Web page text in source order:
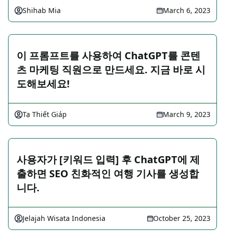
Shihab Mia March 6, 2023
이 프롬프트를 사용하여 ChatGPT를 콘텐
츠 마케팅 직원으로 만드세요. 지금 바로 시
도해보세요!
Tạ Thiết Giáp March 9, 2023
사용자가 [키워드 입력] 후 ChatGPT에 제
출하면 SEO 친화적인 여행 기사를 생성합
니다.
Jelajah Wisata Indonesia October 25, 2023